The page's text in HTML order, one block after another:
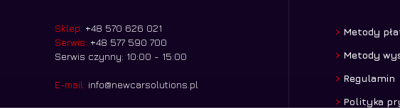
Sklep: +48 570 626 021
Serwis: +48 577 590 700
Serwis czynny: 10:00 - 15:00
E-mail: info@newcarsolutions.pl
Metody
Metody
Regulamin
Polityka